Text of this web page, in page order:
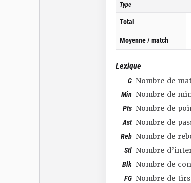
Type
Total
Moyenne / match
Lexique
G Nombre de
Min Nombre de
Pts Nombre de
Ast Nombre de
Reb Nombre de
Stl Nombre
Blk Nombre de
FG Nombre de